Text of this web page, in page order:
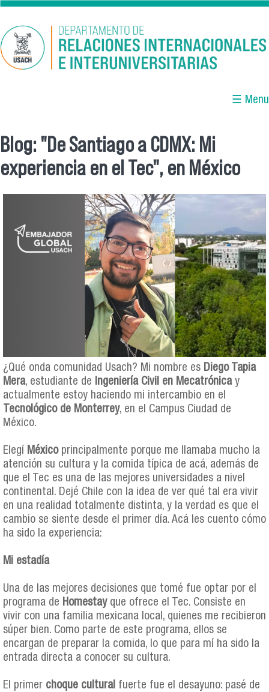
Pasar al contenido principal
☰ Menu
Se encuentra usted aquí
Blog: "De Santiago a CDMX: Mi
experiencia en el Tec", en México
¿Qué onda comunidad Usach? Mi nombre es Diego Tapia
Mera, estudiante de Ingeniería Civil en Mecatrónicay
actualmente estoy haciendo mi intercambio en el
Tecnológico de Monterrey, en el Campus Ciudad de
México.
Elegí Méxicoprincipalmente porque me llamaba mucho la
atención su cultura y la comida típica de acá, además de
que el Tec es una de las mejores universidades a nivel
continental. Dejé Chile con la idea de ver qué tal era vivir
en una realidad totalmente distinta, y la verdad es que el
cambio se siente desde el primer día. Acá les cuento cómo
ha sido la experiencia:
Mi estadía
Una de las mejores decisiones que tomé fue optar por el
programa de Homestayque ofrece el Tec. Consiste en
vivir con una familia mexicana local, quienes me recibieron
súper bien. Como parte de este programa, ellos se
encargan de preparar la comida, lo que para mí ha sido la
entrada directa a conocer su cultura.
El primer choque cultural fuerte fue el desayuno: pasé de